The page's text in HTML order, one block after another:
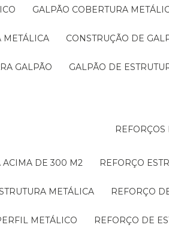
GALPÃO COBERTURA
METÁLICA CONSTRUÇÃO DE
GALPÃO GALPÃO DE
ACIMA DE 300 M2 REFORÇO
METÁLICA REFORÇO
METÁLICO REFORÇO DE